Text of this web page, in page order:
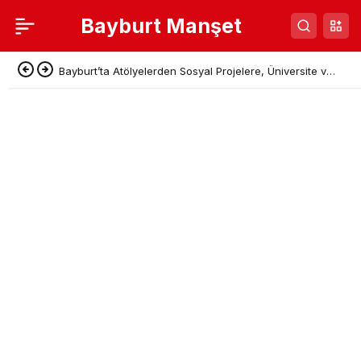
Bayburt Manşet
Bayburt’ta Atölyelerden Sosyal Projelere, Üniversite ve